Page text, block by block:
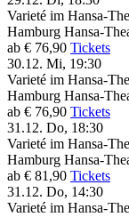
Varieté im Hansa-
Hamburg Hansa-
ab € 76,90 Tickets
30.12. Mi, 19:30
Varieté im Hansa-
Hamburg Hansa-
ab € 76,90 Tickets
31.12. Do, 18:30
Varieté im Hansa-
Hamburg Hansa-
ab € 81,90 Tickets
31.12. Do, 14:30
Varieté im Hansa-